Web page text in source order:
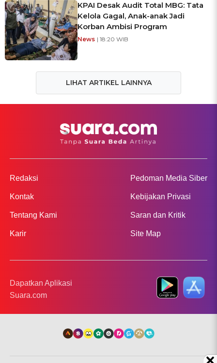
KPAI Desak Audit Total MBG: Tata
Kelola Gagal, Anak-anak Jadi
Korban Ambisi Program
News | 18:20 WIB
LIHAT ARTIKEL LAINNYA
Redaksi
Kontak
Tentang Kami
Karir
Pedoman Media Siber
Kebijakan Privasi
Saran dan Kritik
Site Map
Dapatkan Aplikasi
Suara.com